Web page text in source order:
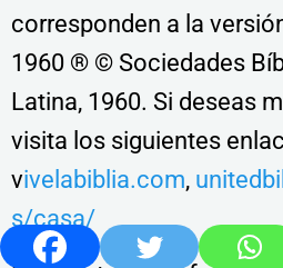
corresponden a la
1960 ® © Sociedades
Latina, 1960. Si deseas
visita los siguientes
vivelabiblia.com,
s/casa/